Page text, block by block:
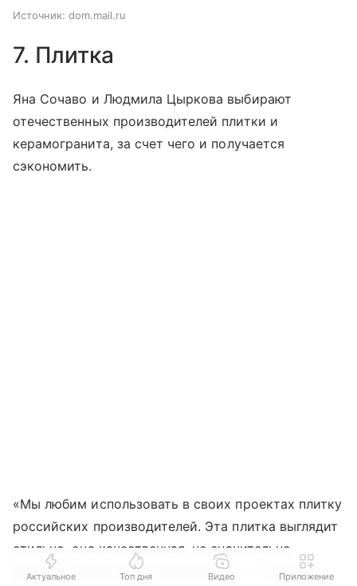
Источник: dom.mail.ru
7. Плитка
Яна Сочаво и Людмила Цыркова выбирают
отечественных производителей плитки и
керамогранита, за счет чего и получается
сэкономить.
«Мы любим использовать в своих проектах плитку
российских производителей. Эта плитка выглядит
стильно, она качественная, но значительно
дешевле аналогичной зарубежной», — говорят
Актуальное Топ дня Видео Приложение